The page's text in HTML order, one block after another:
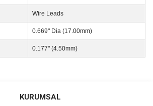
Wire Leads
0.669" Dia (17.00mm)
0.177" (4.50mm)
Bu ürüne ilk yorumu siz yapın!
KURUMSAL